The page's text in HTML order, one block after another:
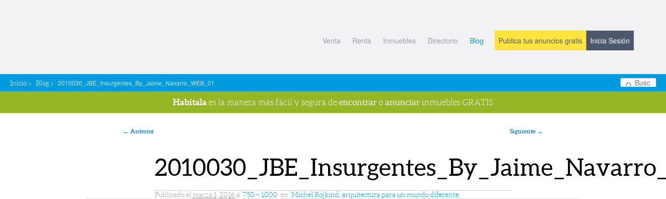
Venta Renta Inmuebles Directorio Blog Publica tus anuncios gratis Inicia Sesión
Inicio > Blog > 2010030_JBE_Insurgentes_By_Jaime_Navarro_WEB_01
Habítala es la manera más fácil y segura de encontrar o anunciar inmuebles GRATIS
Navegador de imágenes
← Anterior Siguiente →
Publicado el marzo 1, 2016 a 750 × 1000 en Michel Rojkind, arquitectura para un mundo diferente.